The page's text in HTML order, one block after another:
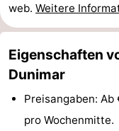
Schwimmbader
-
Radfahren
-
Wandern
-
web. Weitere
Eigenschaften
Dunimar
Preisangaben: Ab
pro Wochenmitte.